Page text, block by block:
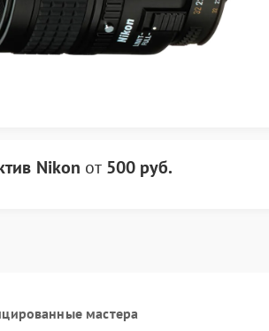
Nikon от 500 руб.
мастера